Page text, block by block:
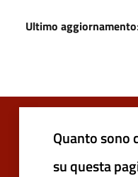
Ultimo aggiornamento
Quanto sono
su questa